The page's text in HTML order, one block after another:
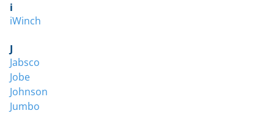
i
iWinch
J
Jabsco
Jobe
Johnson
Jumbo